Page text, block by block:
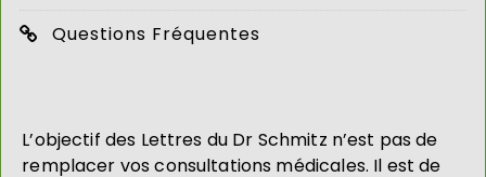
Questions Fréquentes
L’objectif des Lettres du Dr Schmitz n’est pas de
remplacer vos consultations médicales. Il est de